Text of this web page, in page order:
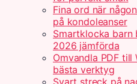
Fina ord när
på kondoleanser
Smartklocka barn
2026 jämförda
Omvandla PDF
bästa verktyg
Svart streck på